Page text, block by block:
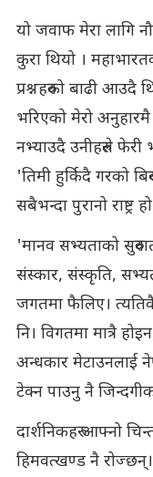
यो जवाफ मेरा लागि
कुरा थियो ।
प्रश्नहरुको बाढी आउदै
भरिएको मेरो अनुहारमै
नभ्याउदै उनीहरुले फेरी
'तिमी हुर्किदै गरको
सबैभन्दा पुरानो राष्ट्र
'मानव सभ्यताको
संस्कार, संस्कृति,
जगतमा फैलिए।
नि। विगतमा मात्रै
अन्धकार मेटाउनलाई
टेक्न पाउनु नै
दार्शनिकहरु आफ्नो
हिमवत्खण्ड नै रोज्छन्।